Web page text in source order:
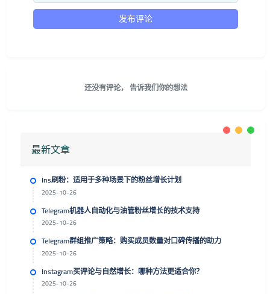
还没有评论， 告诉我们你的想法
最新文章
Ins刷粉：适用于多种场景下的粉丝增长计划
2025-10-26
Telegram机器人自动化与油管粉丝增长的技术支持
2025-10-26
Telegram群组推广策略：购买成员数量对口碑传播的助力
2025-10-26
Instagram买评论与自然增长：哪种方法更适合你？
2025-10-26